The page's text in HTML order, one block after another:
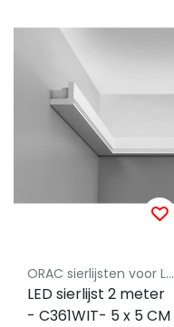
ORAC sierlijsten voor LED Strips
LED sierlijst 2 meter
- C361WIT- 5 x 5 CM